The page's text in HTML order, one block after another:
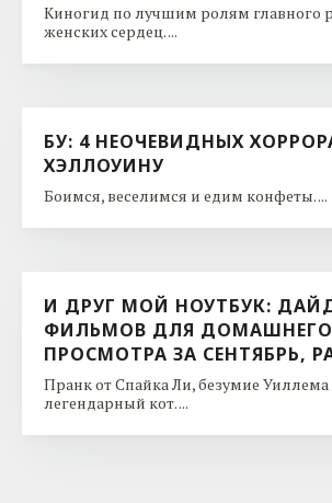
Киногид по лучшим ролям главного
женских сердец. ...
БУ: 4 НЕОЧЕВИДНЫХ
ХЭЛЛОУИНУ
Боимся, веселимся и едим конфеты. ...
И ДРУГ МОЙ НОУТБУК:
ФИЛЬМОВ ДЛЯ ДОМАШНЕГО
ПРОСМОТРА ЗА СЕНТЯБРЬ,
Пранк от Спайка Ли, безумие
легендарный кот. ...